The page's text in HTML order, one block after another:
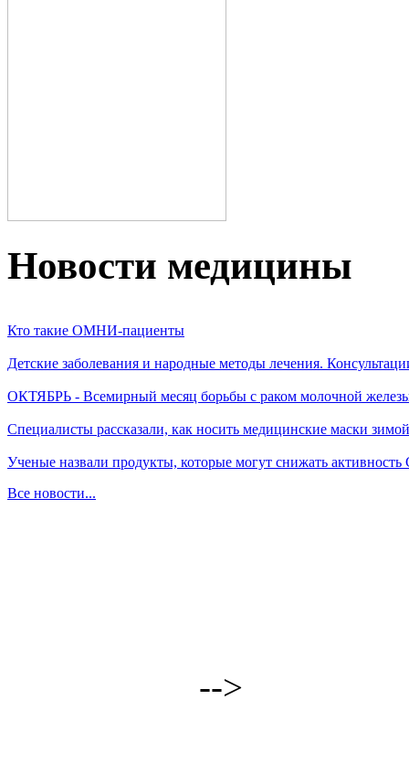
Новости медицины
Кто такие ОМНИ-пациенты
Детские заболевания и народные методы лечения.
ОКТЯБРЬ - Всемирный месяц борьбы с раком молочной
Специалисты рассказали, как носить медицинские маски зимой
Ученые назвали продукты, которые могут снижать
Все новости...
-->